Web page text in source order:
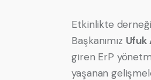
Etkinlikte
Başkanımız Ufuk
giren ErP
yaşanan